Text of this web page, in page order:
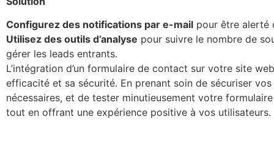
Configurez des notifications par e-mail pour être alerté
Utilisez des outils d’analyse pour suivre le nombre de
gérer les leads entrants.
L’intégration d’un formulaire de contact sur votre site
efficacité et sa sécurité. En prenant soin de sécuriser
nécessaires, et de tester minutieusement votre
tout en offrant une expérience positive à vos utilisateurs.